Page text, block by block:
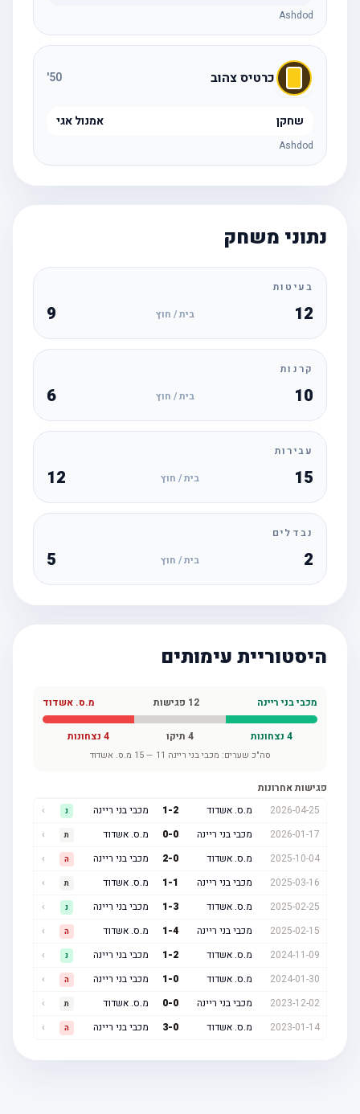
Ashdod
כרטיס צהוב 50
'
שחקן אמנול אגי
Ashdod
נתוני משחק
בעיטות
12 בית / חוץ
קרנות
10 בית / חוץ
עבירות
15 בית / חוץ 12
נבדלים
בית / חוץ
היסטוריית עימותים
מכבי בני ריינה 12פגישות מ.ס. אשדוד
נצחונות תיקו נצחונות
סה"כ שערים:מכבי בני ריינה11
—
15 מ.ס. אשדוד
פגישות אחרונות
2026-04-25
מ.ס. אשדוד 1 מכבי בני ריינה
2026-01-17
מכבי בני ריינה 0 מ.ס. אשדוד
2025-10-04
מ.ס. אשדוד 2 מכבי בני ריינה
2025-03-16
מכבי בני ריינה 1 מ.ס. אשדוד
2025-02-25
מ.ס. אשדוד 1 מכבי בני ריינה
2025-02-15
מכבי בני ריינה 1 מ.ס. אשדוד
2024-11-09
מ.ס. אשדוד 1 מכבי בני ריינה
2024-01-30
מ.ס. אשדוד 1 מכבי בני ריינה
2023-12-02
מכבי בני ריינה 0 מ.ס. אשדוד
2023-01-14
מ.ס. אשדוד 3 מכבי בני ריינה